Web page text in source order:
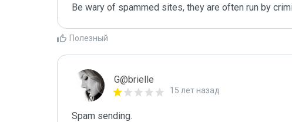
Be wary of spammed sites, they are often run by
Полезный
G@brielle
15 лет назад
Spam sending.